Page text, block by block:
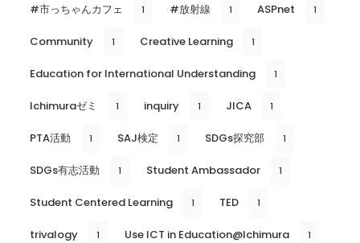
#市っちゃんカフェ 1 #放射線 1 ASPnet 1
Community 1 Creative Learning 1
Education for International Understanding 1
Ichimuraゼミ 1 inquiry 1 JICA 1
PTA活動 1 SAJ検定 1 SDGs探究部 1
SDGs有志活動 1 Student Ambassador 1
Student Centered Learning 1 TED 1
trivalogy 1 Use ICT in Education@Ichimura 1